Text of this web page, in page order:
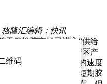
格隆汇编辑：快讯
天然橡胶市场已进入“供给
尼诺气候扰动与主产区产
入旺产季，产量恢复的速度
巩固供应偏紧格局。短期胶